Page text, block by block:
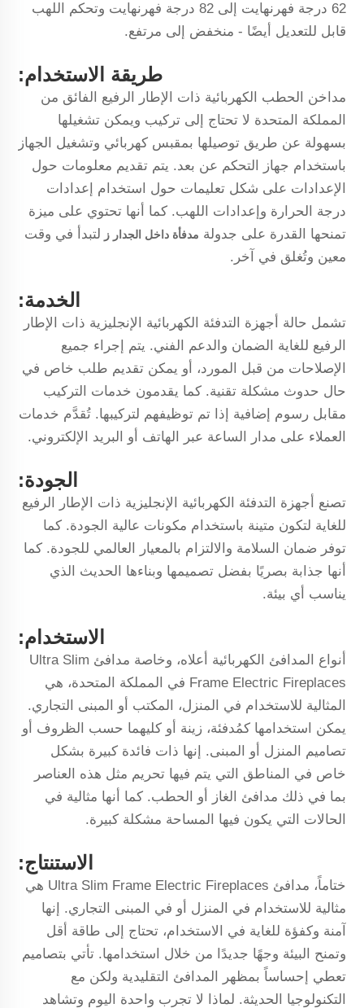
62 درجة فهرنهايت إلى 82 درجة فهرنهايت وتحكم اللهب
قابل للتعديل أيضًا - منخفض إلى مرتفع.
طريقة الاستخدام:
مداخن الحطب الكهربائية ذات الإطار الرفيع الفائق من
المملكة المتحدة لا تحتاج إلى تركيب ويمكن تشغيلها
بسهولة عن طريق توصيلها بمقبس كهربائي وتشغيل الجهاز
باستخدام جهاز التحكم عن بعد. يتم تقديم معلومات حول
الإعدادات على شكل تعليمات حول استخدام إعدادات
درجة الحرارة وإعدادات اللهب. كما أنها تحتوي على ميزة
تمنحها القدرة على جدولة مدفأة داخل الجدار ز لتبدأ في وقت
معين وتُغلق في آخر.
الخدمة:
تشمل حالة أجهزة التدفئة الكهربائية الإنجليزية ذات الإطار
الرفيع للغاية الضمان والدعم الفني. يتم إجراء جميع
الإصلاحات من قبل المورد، أو يمكن تقديم طلب خاص في
حال حدوث مشكلة تقنية. كما يقدمون خدمات التركيب
مقابل رسوم إضافية إذا تم توظيفهم لتركيبها. تُقدَّم خدمات
العملاء على مدار الساعة عبر الهاتف أو البريد الإلكتروني.
الجودة:
تصنع أجهزة التدفئة الكهربائية الإنجليزية ذات الإطار الرفيع
للغاية لتكون متينة باستخدام مكونات عالية الجودة. كما
توفر ضمان السلامة والالتزام بالمعيار العالمي للجودة. كما
أنها جذابة بصريًا بفضل تصميمها وبناءها الحديث الذي
يناسب أي بيئة.
الاستخدام:
أنواع المدافئ الكهربائية أعلاه، وخاصة مدافئ Ultra Slim
Frame Electric Fireplaces في المملكة المتحدة، هي
المثالية للاستخدام في المنزل، المكتب أو المبنى التجاري.
يمكن استخدامها كمُدفئة، زينة أو كليهما حسب الظروف أو
تصاميم المنزل أو المبنى. إنها ذات فائدة كبيرة بشكل
خاص في المناطق التي يتم فيها تحريم مثل هذه العناصر
بما في ذلك مدافئ الغاز أو الحطب. كما أنها مثالية في
الحالات التي يكون فيها المساحة مشكلة كبيرة.
الاستنتاج:
ختاماً، مدافئ Ultra Slim Frame Electric Fireplaces هي
مثالية للاستخدام في المنزل أو في المبنى التجاري. إنها
آمنة وكفؤة للغاية في الاستخدام، تحتاج إلى طاقة أقل
وتمنح البيئة وجهًا جديدًا من خلال استخدامها. تأتي بتصاميم
تعطي إحساساً بمظهر المدافئ التقليدية ولكن مع
التكنولوجيا الحديثة. لماذا لا تجرب واحدة اليوم وتشاهد